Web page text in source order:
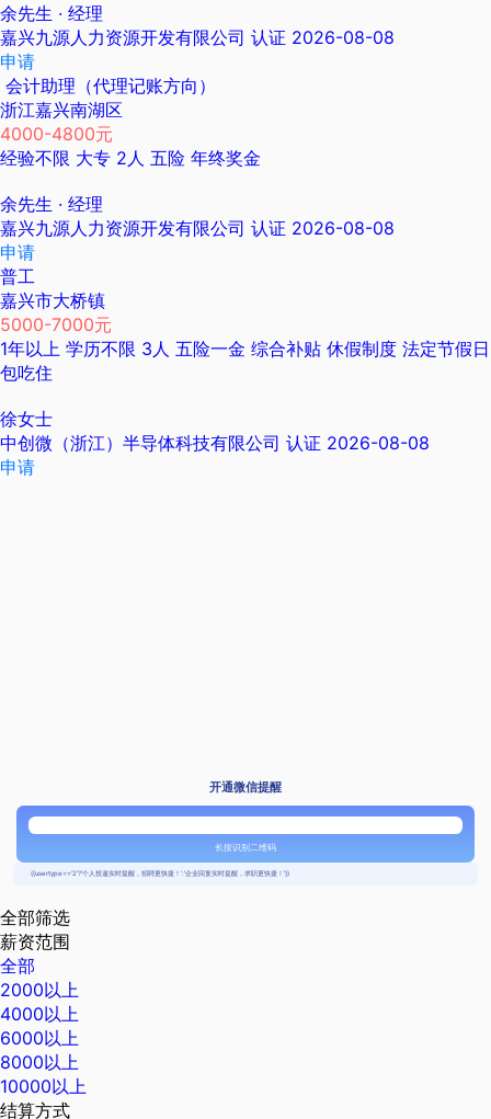
余先生 · 经理
嘉兴九源人力资源开发有限公司 认证 2026-08-08
申请
会计助理（代理记账方向）
浙江嘉兴南湖区
4000-4800元
经验不限 大专 2人 五险 年终奖金
余先生 · 经理
嘉兴九源人力资源开发有限公司 认证 2026-08-08
申请
普工
嘉兴市大桥镇
5000-7000元
1年以上 学历不限 3人 五险一金 综合补贴 休假制度 法定节假日
包吃住
徐女士
中创微（浙江）半导体科技有限公司 认证 2026-08-08
申请
开通微信提醒
长按识别二维码
{{usertype=='2'?'个人投递实时提醒，招聘更快捷！':'企业回复实时提醒，求职更快捷！'}}
全部筛选
薪资范围
全部
2000以上
4000以上
6000以上
8000以上
10000以上
结算方式